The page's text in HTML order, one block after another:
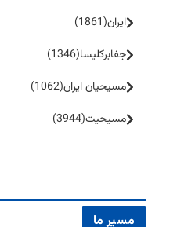
ایران(1861)
جفا‌بر‌کلیسا(1346)
مسیحیان ایران(1062)
مسیحیت(3944)
مسیر ما